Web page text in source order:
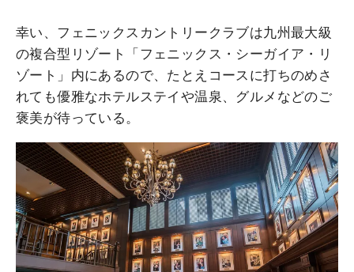
幸い、フェニックスカントリークラブは九州最大級
の複合型リゾート「フェニックス・シーガイア・リ
ゾート」内にあるので、たとえコースに打ちのめさ
れても優雅なホテルステイや温泉、グルメなどのご
褒美が待っている。